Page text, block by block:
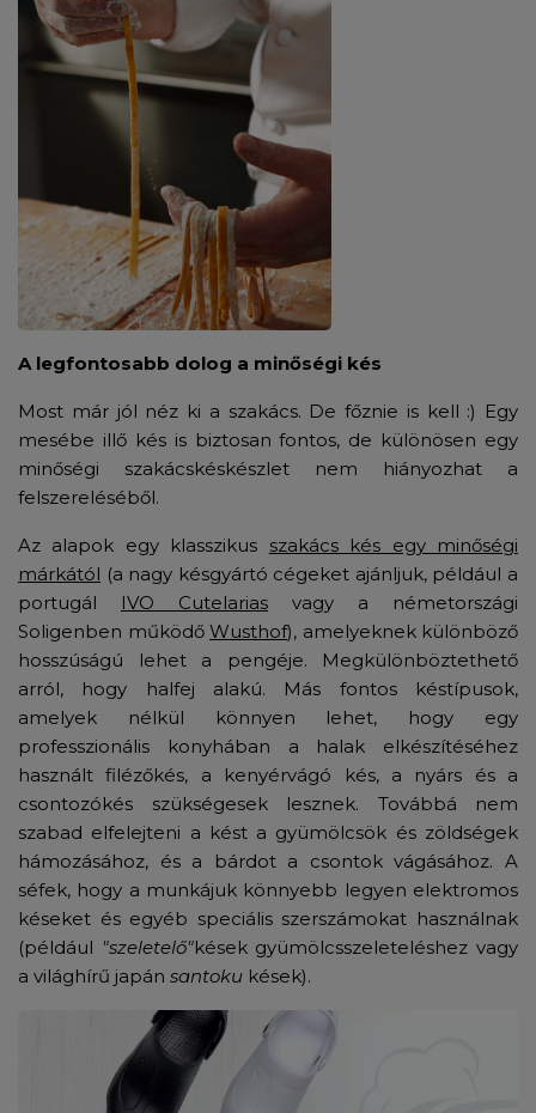
A legfontosabb dolog a minőségi kés
Most már jól néz ki a szakács. De főznie is kell :) Egy
mesébe illő kés is biztosan fontos, de különösen egy
minőségi szakácskéskészlet nem hiányozhat a
felszereléséből.
Az alapok egy klasszikus szakács kés egy minőségi
márkától (a nagy késgyártó cégeket ajánljuk, például a
portugál
IVO Cutelarias vagy a németországi
Soligenben működő Wusthof), amelyeknek különböző
hosszúságú lehet a pengéje. Megkülönböztethető
arról, hogy halfej alakú. Más fontos késtípusok,
amelyek nélkül könnyen lehet, hogy egy
professzionális konyhában a halak elkészítéséhez
használt filézőkés, a kenyérvágó kés, a nyárs és a
csontozókés szükségesek lesznek. Továbbá nem
szabad elfelejteni a kést a gyümölcsök és zöldségek
hámozásához, és a bárdot a csontok vágásához. A
séfek, hogy a munkájuk könnyebb legyen elektromos
késeket és egyéb speciális szerszámokat használnak
(például "szeletelő"kések gyümölcsszeleteléshez vagy
a világhírű japán santoku kések).